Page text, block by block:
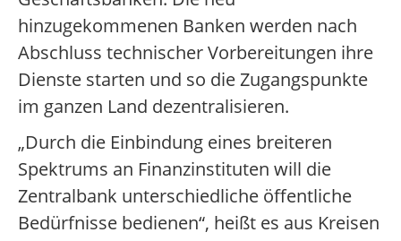
hinzugekommenen Banken werden nach
Abschluss technischer Vorbereitungen ihre
Dienste starten und so die Zugangspunkte
im ganzen Land dezentralisieren.
„Durch die Einbindung eines breiteren
Spektrums an Finanzinstituten will die
Zentralbank unterschiedliche öffentliche
Bedürfnisse bedienen“, heißt es aus Kreisen